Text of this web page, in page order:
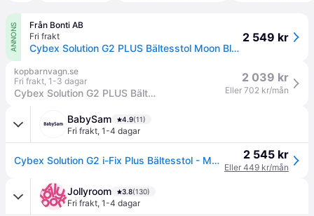
ANNONS
Från Bonti AB
Fri frakt
Cybex Solution G2 PLUS Bältesstol Moon Black
2 549 kr
kopbarnvagn.se
Fri frakt, 1-3 dagar
Cybex Solution G2 PLUS Bältesstol Moon Black
2 039 kr
Eller 702 kr/mån
BabySam 4.9(11)
Fri frakt, 1-4 dagar
Cybex Solution G2 i-Fix Plus Bältesstol - Moon Black 2 545 kr
Eller 449 kr/mån
Jollyroom 3.8(130)
Fri frakt, 1-4 dagar